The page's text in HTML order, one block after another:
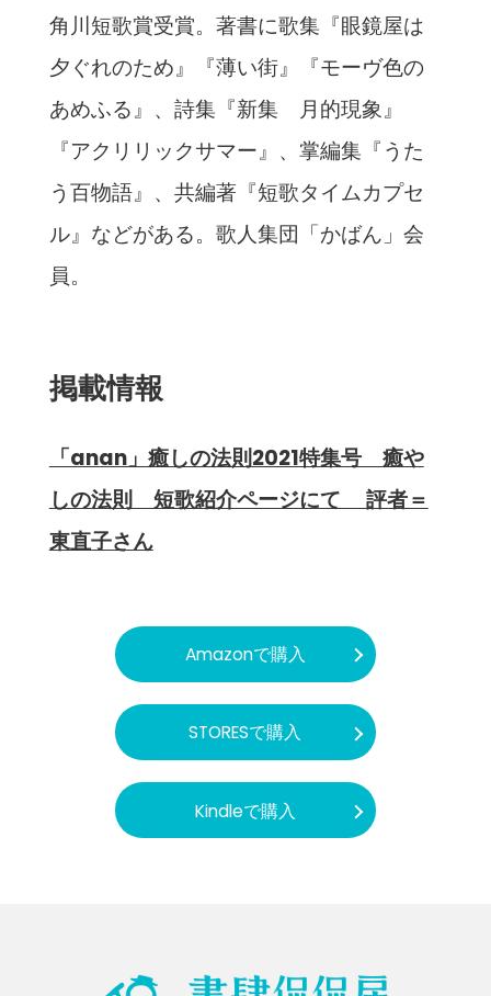
角川短歌賞受賞。著書に歌集『眼鏡屋は
夕ぐれのため』『薄い街』『モーヴ色の
あめふる』、詩集『新集 月的現象』
『アクリリックサマー』、掌編集『うた
う百物語』、共編著『短歌タイムカプセ
ル』などがある。歌人集団「かばん」会
員。
掲載情報
「anan」癒しの法則2021特集号 癒や
しの法則 短歌紹介ページにて 評者＝
東直子さん
Amazonで購入
STORESで購入
Kindleで購入